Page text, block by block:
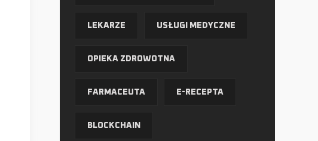
LEKARZE USŁUGI MEDYCZNE
OPIEKA ZDROWOTNA
FARMACEUTA E-RECEPTA
BLOCKCHAIN